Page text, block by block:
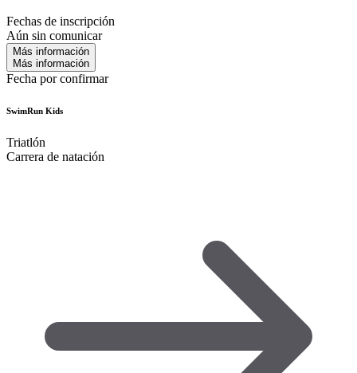
Fechas de inscripción
Aún sin comunicar
Más información
Más información
Fecha por confirmar
SwimRun Kids
Triatlón
Carrera de natación